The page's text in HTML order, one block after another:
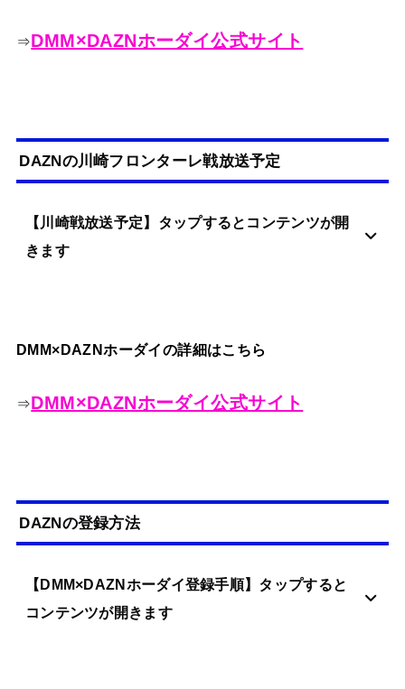
⇒DMM×DAZNホーダイ公式サイト
DAZNの川崎フロンターレ戦放送予定
【川崎戦放送予定】タップするとコンテンツが開
きます
DMM×DAZNホーダイの詳細はこちら
⇒DMM×DAZNホーダイ公式サイト
DAZNの登録方法
【DMM×DAZNホーダイ登録手順】タップすると
コンテンツが開きます